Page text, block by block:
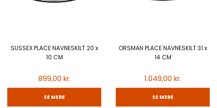
SUSSEX PLACE NAVNESKILT 20 x
10 CM
899,00 kr.
SE MERE
ORSMAN PLACE NAVNESKILT 31 x
14 CM
1.049,00 kr.
SE MERE